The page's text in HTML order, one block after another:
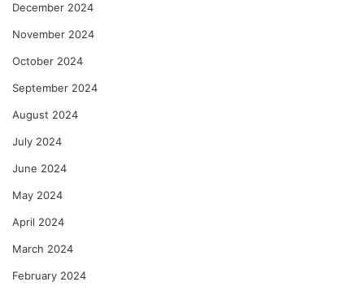
December 2024
November 2024
October 2024
September 2024
August 2024
July 2024
June 2024
May 2024
April 2024
March 2024
February 2024